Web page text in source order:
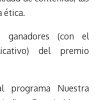
ética.
(con el
del premio
programa Nuestra